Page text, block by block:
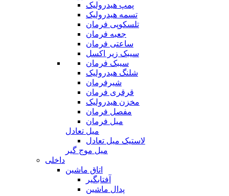
پمپ هیدرولیک
تسمه هیدرولیک
تلسکوپی فرمان
جعبه فرمان
ساعتی فرمان
سیبک زیر اکسل
سیبک فرمان
شلنگ هیدرولیک
شیرفرمان
قرقری فرمان
مخزن هیدرولیک
مفصل فرمان
میل فرمان
میل تعادل
لاستیک میل تعادل
میل موج گیر
داخلی
اتاق ماشین
آفتابگیر
پدال ماشین